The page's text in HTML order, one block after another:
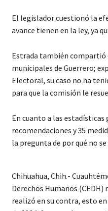
El legislador cuestionó la
avance tienen en la ley, ya
Estrada también compartió
municipales de Guerrero;
Electoral, su caso no ha
para que la comisión le
En cuanto a las estadísticas
recomendaciones y 35
la pregunta de por qué no
Chihuahua, Chih.-
Derechos Humanos
realizó en su contra, esto